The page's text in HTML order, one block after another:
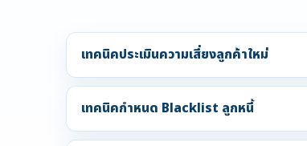
เทคนิคประเมินความเสี่ยงลูกค้าใหม่
เทคนิคกำหนด Blacklist ลูกหนี้